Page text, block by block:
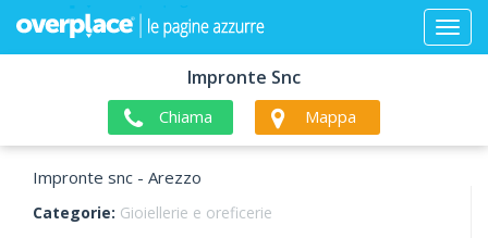
Impronte Snc
Chiama Mappa
Impronte snc - Arezzo
Categorie: Gioiellerie e oreficerie